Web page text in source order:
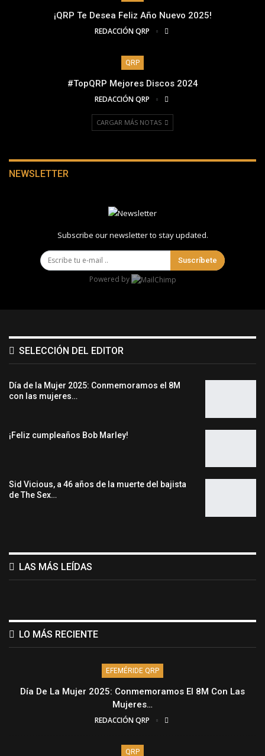
¡QRP Te Desea Feliz Año Nuevo 2025!
REDACCIÓN QRP
QRP
#TopQRP Mejores Discos 2024
REDACCIÓN QRP
CARGAR MÁS NOTAS
NEWSLETTER
Subscribe our newsletter to stay updated.
Suscríbete
Powered by
SELECCIÓN DEL EDITOR
Día de la Mujer 2025: Conmemoramos el 8M
con las mujeres…
¡Feliz cumpleaños Bob Marley!
Sid Vicious, a 46 años de la muerte del bajista
de The Sex…
LAS MÁS LEÍDAS
LO MÁS RECIENTE
EFEMÉRIDE QRP
Día De La Mujer 2025: Conmemoramos El 8M Con Las
Mujeres…
REDACCIÓN QRP
QRP